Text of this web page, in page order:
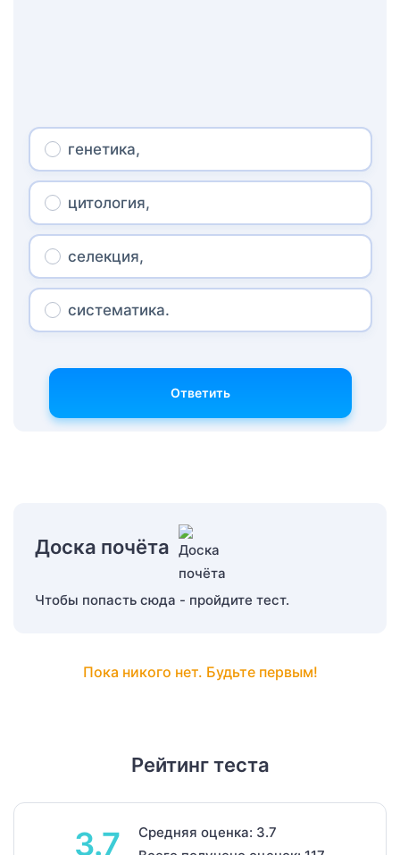
генетика,
цитология,
селекция,
систематика.
Ответить
Доска почёта
Чтобы попасть сюда - пройдите тест.
Пока никого нет. Будьте первым!
Рейтинг теста
3.7
Средняя оценка: 3.7